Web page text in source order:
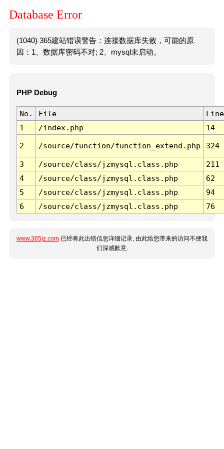
Database Error
(1040) 365建站错误警告：连接数据库失败，可能的原
因：1、数据库密码不对; 2、mysql未启动。
PHP Debug
No. File
Line
1
/index.php 14
2 /source/function/function_extend.php 324
3 /source/class/jzmysql.class.php
211
4
/source/class/jzmysql.class.php
62
5
/source/class/jzmysql.class.php
94
6
/source/class/jzmysql.class.php 76
www.365jz.com 已经将此出错信息详细记录, 由此给您带来的访问不便我
们深感歉意.